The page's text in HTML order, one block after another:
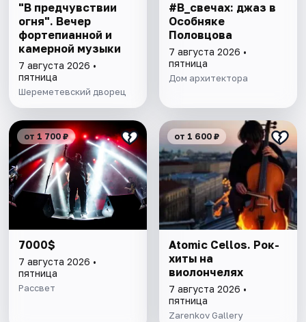
"В предчувствии
огня". Вечер
фортепианной и
камерной музыки
7 августа 2026 •
пятница
Шереметевский дворец
#В_свечах: джаз в
Особняке
Половцова
7 августа 2026 •
пятница
Дом архитектора
от 1 700 ₽
7000$
7 августа 2026 •
пятница
Рассвет
от 1 600 ₽
Atomic Cellos. Рок-
хиты на
виолончелях
7 августа 2026 •
пятница
Zarenkov Gallery